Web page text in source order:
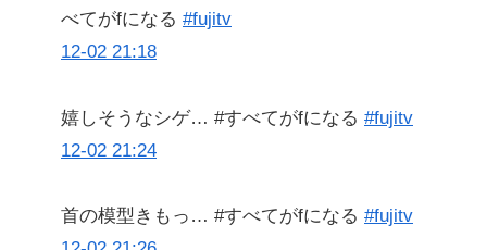
べてがfになる #fujitv
12-02 21:18
嬉しそうなシゲ… #すべてがfになる #fujitv
12-02 21:24
首の模型きもっ… #すべてがfになる #fujitv